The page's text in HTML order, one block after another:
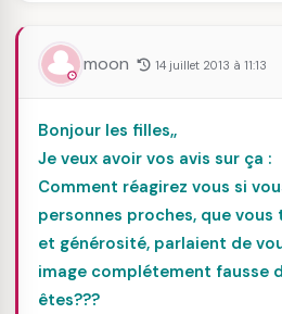
moon 14 juillet 2013 à 11:13
Bonjour les filles,,
Je veux avoir vos avis sur ça :
Comment réagirez vous si
personnes proches, que
et générosité, parlaient de
image complétement fausse
êtes???